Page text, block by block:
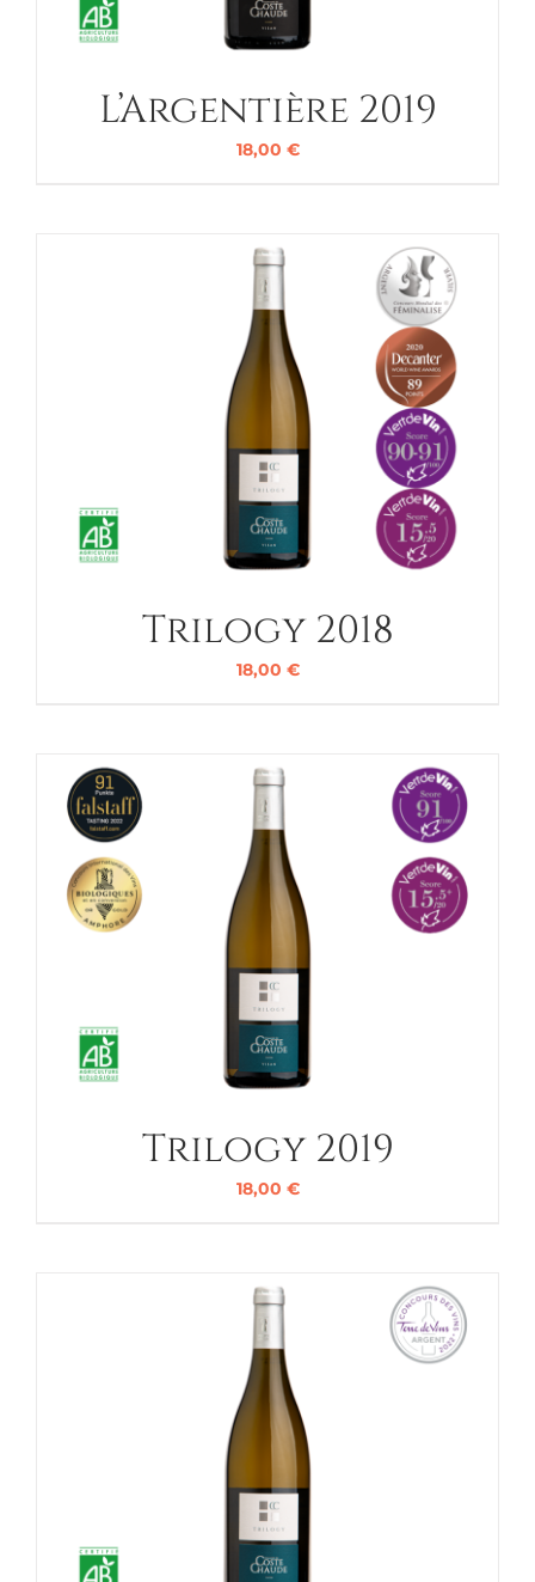
L’Argentière 2019
18,00 €
Trilogy 2018
18,00 €
Trilogy 2019
18,00 €